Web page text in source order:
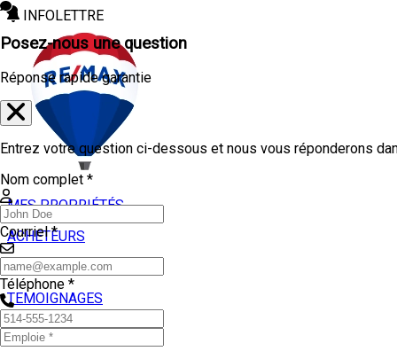
INFOLETTRE
MES PROPRIÉTÉS
ACHETEURS
VENDEURS
TEMOIGNAGES
OUTILS
Posez-nous une question
Réponse rapide garantie
Entrez votre question ci-dessous et nous vous réponderons
Nom complet *
Courriel *
Téléphone *